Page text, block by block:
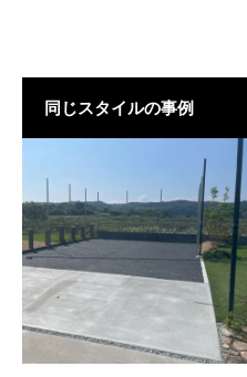
同じスタイルの事例